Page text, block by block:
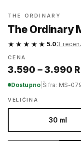
THE ORDINARY
The Ordinary
★★★★★ 5.03
CENA
3.590 – 3.990
Dostupno| Šifra: MS-
VELIČINA
30 ml